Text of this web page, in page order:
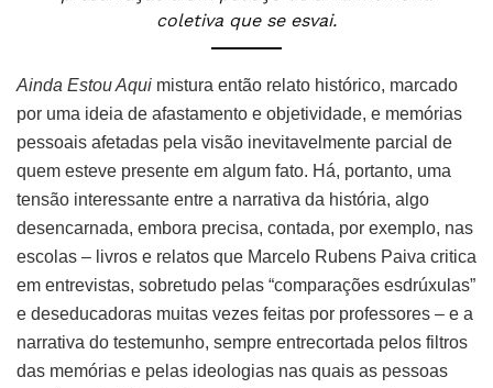
coletiva que se esvai.
Ainda Estou Aqui mistura então relato histórico, marcado
por uma ideia de afastamento e objetividade, e memórias
pessoais afetadas pela visão inevitavelmente parcial de
quem esteve presente em algum fato. Há, portanto, uma
tensão interessante entre a narrativa da história, algo
desencarnada, embora precisa, contada, por exemplo, nas
escolas – livros e relatos que Marcelo Rubens Paiva critica
em entrevistas, sobretudo pelas “comparações esdrúxulas”
e deseducadoras muitas vezes feitas por professores – e a
narrativa do testemunho, sempre entrecortada pelos filtros
das memórias e pelas ideologias nas quais as pessoas